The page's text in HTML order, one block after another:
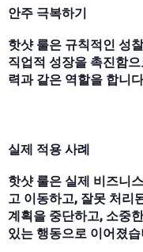
안주 극복하기
핫샷 룰은 규칙적인 성
직업적 성장을 촉진함
력과 같은 역할을 합니
실제 적용 사례
핫샷 룰은 실제 비즈니
고 이동하고, 잘못 처리
계획을 중단하고, 소중
있는 행동으로 이어졌